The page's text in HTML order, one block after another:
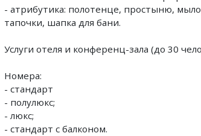
- атрибутика: полотенце, простыню,
тапочки, шапка для бани.
Услуги отеля и конференц-зала (до 30
Номера:
- стандарт
- полулюкс;
- люкс;
- стандарт с балконом.